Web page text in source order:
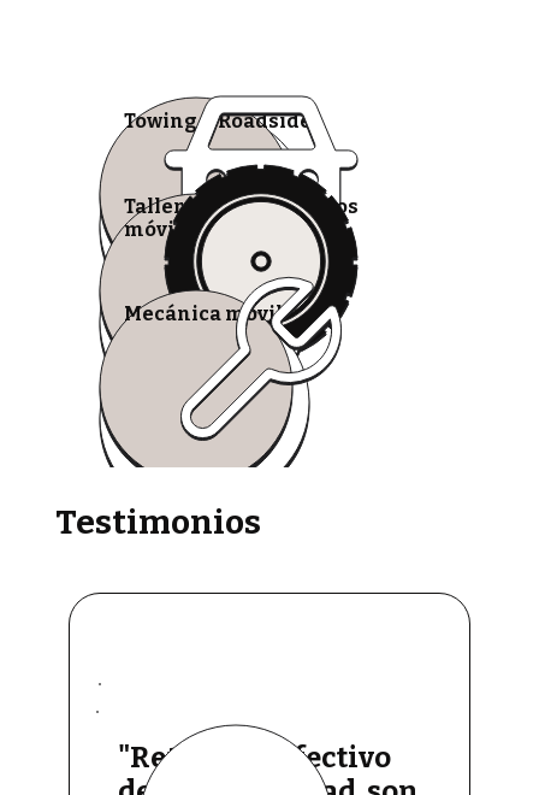
Towing & Roadside
Talleres de neumáticos
móviles
Mecánica móvil
Testimonios
"Retiros de efectivo